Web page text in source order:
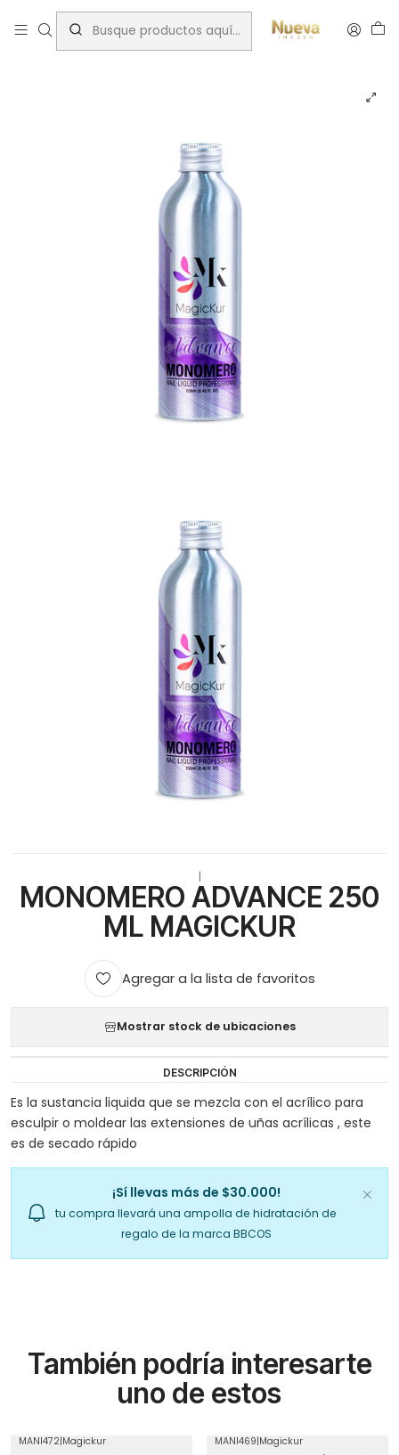
Inicio Acrilicos y monomeros
MONOMERO ADVANCE 250 ML MAGICKUR
MONOMERO ADVANCE 250
ML MAGICKUR
Agregar a la lista de favoritos
Mostrar stock de ubicaciones
DESCRIPCIÓN
Es la sustancia liquida que se mezcla con el acrílico para
esculpir o moldear las extensiones de uñas acrílicas , este
es de secado rápido
¡Sí llevas más de $30.000!
tu compra llevará una ampolla de hidratación de
regalo de la marca BBCOS
También podría interesarte
uno de estos
MANI472|Magickur MANI469|Magickur